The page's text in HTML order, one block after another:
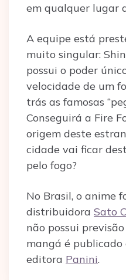
em qualquer lugar
A equipe está
muito singular:
possui o poder
velocidade de um
trás as famosas
Conseguirá a Fire
origem deste
cidade vai ficar
pelo fogo?
No Brasil, o anime
distribuidora Sato
não possui
mangá é publicado
editora Panini.